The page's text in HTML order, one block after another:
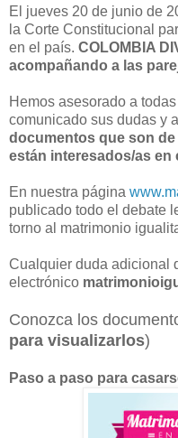
El jueves 20 de junio de
la Corte Constitucional
en el país. COLOMBIA
acompañando a las
Hemos asesorado a
comunicado sus dudas y
documentos que son
están interesados/as en
En nuestra página
publicado todo el debate
torno al matrimonio
Cualquier duda adicional
electrónico
Conozca los
para visualizarlos)
Paso a paso para